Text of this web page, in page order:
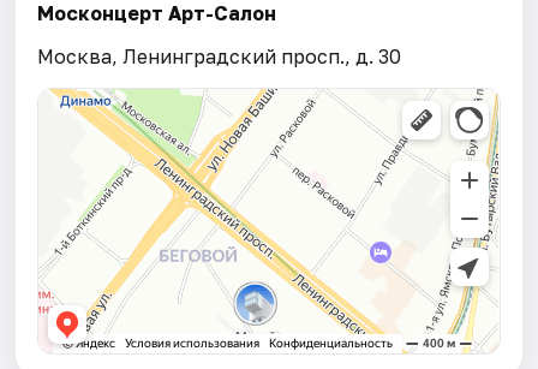
Москонцерт Арт-Салон
Москва, Ленинградский просп., д. 30